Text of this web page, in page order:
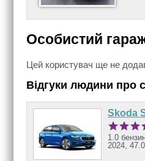
Особистий
Цей користувач ще не
Відгуки людини про
Skoda
1.0
2024,